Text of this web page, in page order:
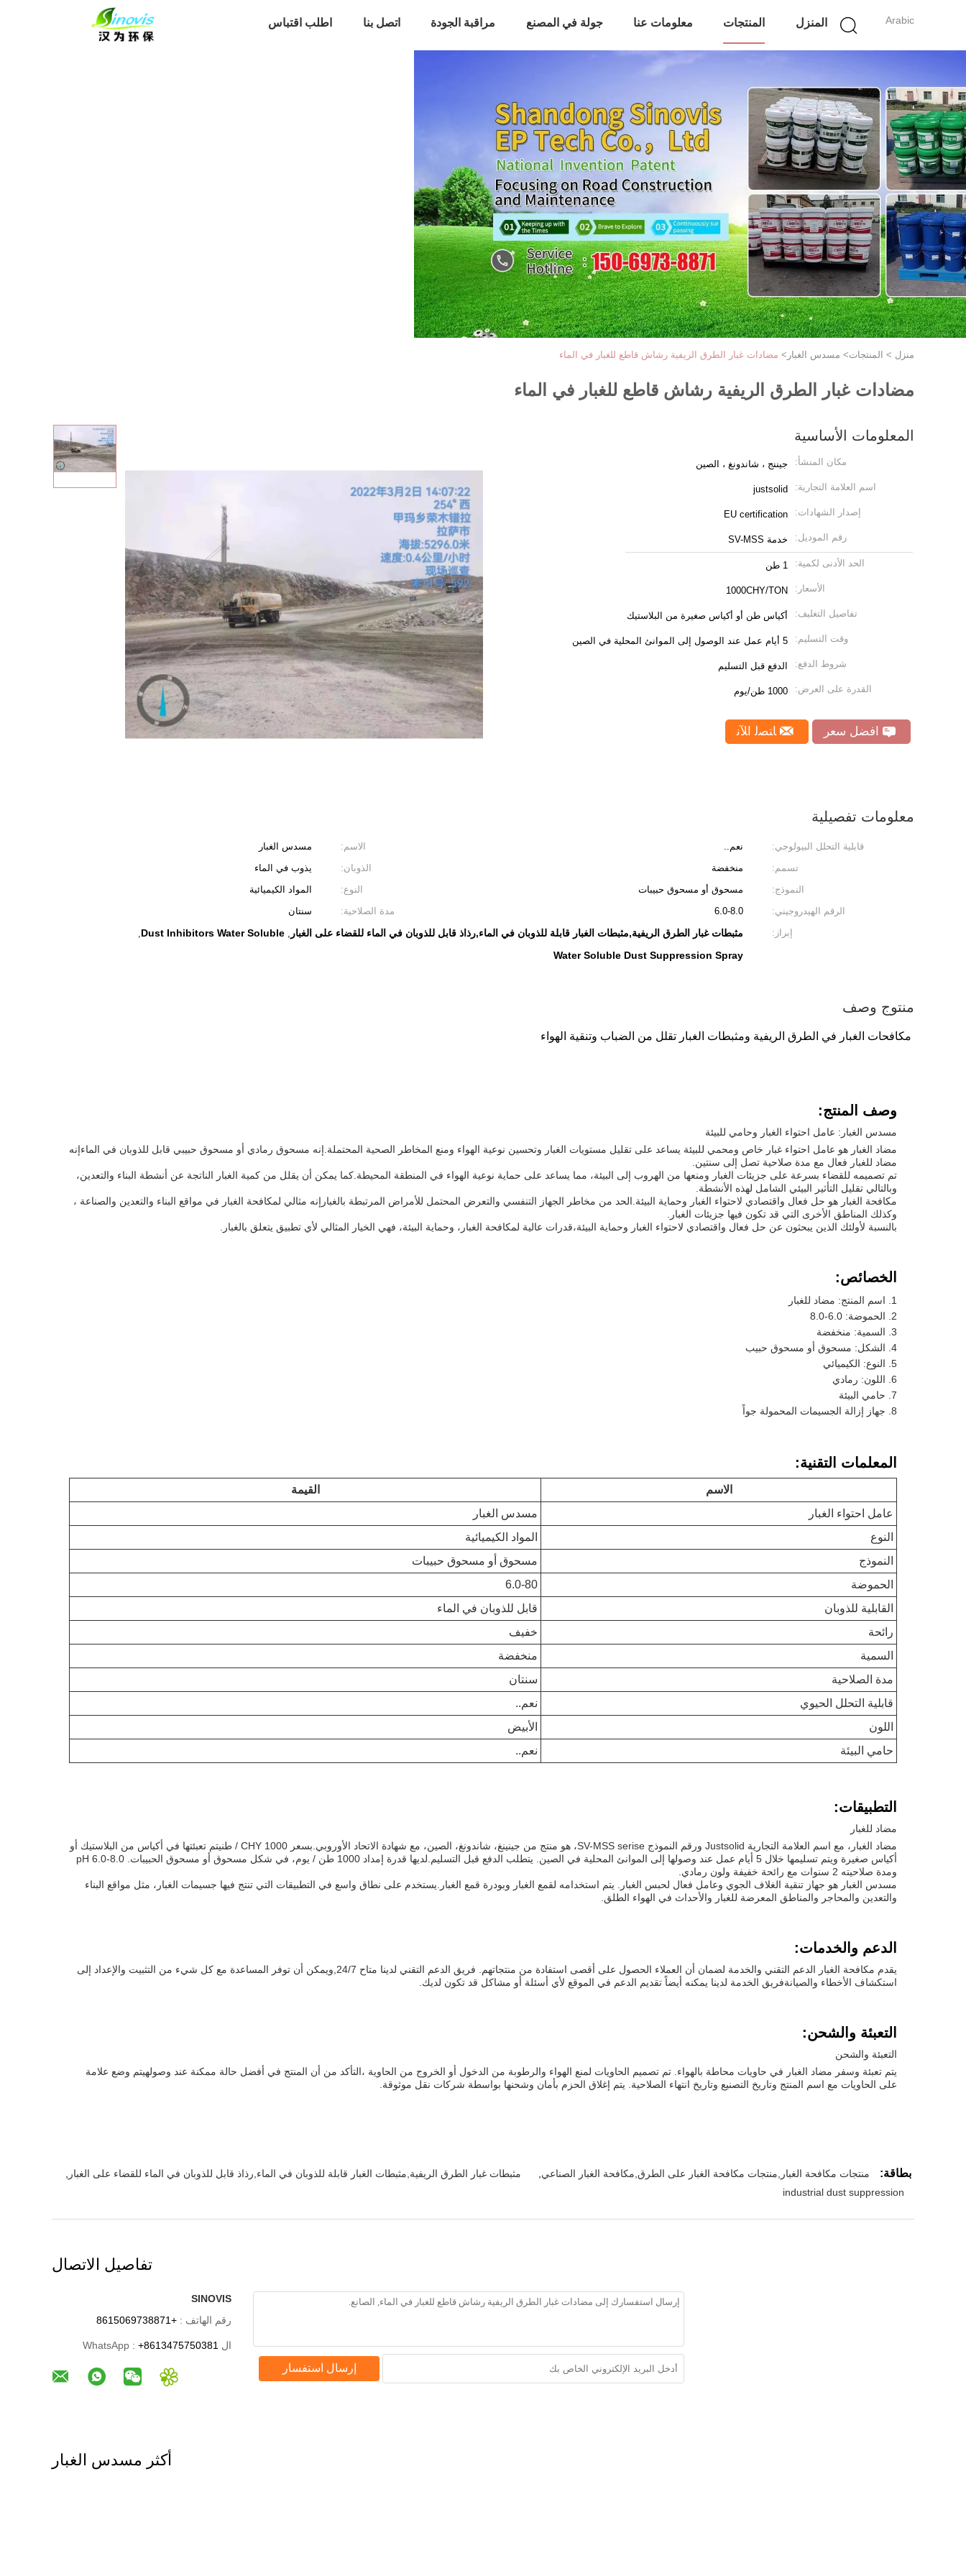
Arabic المنزل المنتجات معلومات عنا جولة في المصنع مراقبة الجودة اتصل بنا اطلب اقتباس
منزل > المنتجات> مسدس الغبار > مضادات غبار الطرق الريفية رشاش قاطع للغبار في الماء
مضادات غبار الطرق الريفية رشاش قاطع للغبار في الماء
المعلومات الأساسية
مكان المنشأ: جيننج ، شاندونغ ، الصين
اسم العلامة التجارية: justsolid
إصدار الشهادات: EU certification
رقم الموديل: خدمة SV-MSS
الحد الأدنى لكمية: 1 طن
الأسعار: 1000CHY/TON
تفاصيل التغليف: أكياس طن أو أكياس صغيرة من البلاستيك
وقت التسليم: 5 أيام عمل عند الوصول إلى الموانئ المحلية في الصين
شروط الدفع: الدفع قبل التسليم
القدرة على العرض: 1000 طن/يوم
افضل سعر ﺎﺘﺼﻟ ﺍﻶﻧ
معلومات تفصيلية
قابلية التحلل البيولوجي: نعم.. الاسم:
مسدس الغبار
تسمم:
منخفضة الذوبان:
يذوب في الماء
النموذج:
مسحوق أو مسحوق حبيبات النوع:
المواد الكيميائية
الرقم الهيدروجيني:
6.0-8.0 مدة الصلاحية:
سنتان
إبراز:
مثبطات غبار الطرق الريفية,مثبطات الغبار قابلة للذوبان في الماء,رذاذ قابل للذوبان في الماء للقضاء على الغبار ,
Dust Inhibitors Water Soluble
,
Water Soluble Dust Suppression Spray
منتوج وصف
مكافحات الغبار في الطرق الريفية ومثبطات الغبار تقلل من الضباب وتنقية الهواء
وصف المنتج:
مسدس الغبار: عامل احتواء الغبار وحامي للبيئة
مضاد الغبار هو عامل احتواء غبار خاص ومحمي للبيئة يساعد على تقليل مستويات الغبار وتحسين نوعية الهواء ومنع المخاطر الصحية المحتملة.إنه مسحوق رمادي أو مسحوق حبيبي قابل للذوبان في الماءإنه
مضاد للغبار فعال مع مدة صلاحية تصل إلى سنتين.
تم تصميمه للقضاء بسرعة على جزيئات الغبار ومنعها من الهروب إلى البيئة، مما يساعد على حماية نوعية الهواء في المنطقة المحيطة.كما يمكن أن يقلل من كمية الغبار الناتجة عن أنشطة البناء والتعدين،
وبالتالي تقليل التأثير البيئي الشامل لهذه الأنشطة.
مكافحة الغبار هو حل فعال واقتصادي لاحتواء الغبار وحماية البيئة.الحد من مخاطر الجهاز التنفسي والتعرض المحتمل للأمراض المرتبطة بالغبارإنه مثالي لمكافحة الغبار في مواقع البناء والتعدين والصناعة ،
وكذلك المناطق الأخرى التي قد تكون فيها جزيئات الغبار.
بالنسبة لأولئك الذين يبحثون عن حل فعال واقتصادي لاحتواء الغبار وحماية البيئة،قدرات عالية لمكافحة الغبار، وحماية البيئة، فهي الخيار المثالي لأي تطبيق يتعلق بالغبار.
الخصائص:
اسم المنتج: مضاد للغبار
الحموضة: 6.0-8.0
السمية: منخفضة
الشكل: مسحوق أو مسحوق حبيب
النوع: الكيميائي
اللون: رمادي
حامي البيئة
جهاز إزالة الجسيمات المحمولة جواً
المعلمات التقنية:
الاسم
القيمة
عامل احتواء الغبار
مسدس الغبار
النوع
المواد الكيميائية
النموذج
مسحوق أو مسحوق حبيبات
الحموضة
6.0-80
القابلية للذوبان
قابل للذوبان في الماء
رائحة
خفيف
السمية
منخفضة
مدة الصلاحية
سنتان
قابلية التحلل الحيوي
نعم..
اللون
الأبيض
حامي البيئة
نعم..
التطبيقات:
مضاد للغبار
مضاد الغبار، مع اسم العلامة التجارية Justsolid ورقم النموذج SV-MSS serise، هو منتج من جينينغ، شاندونغ، الصين، مع شهادة الاتحاد الأوروبي.بسعر 1000 CHY / طنيتم تعبئتها في أكياس من البلاستيك أو
أكياس صغيرة ويتم تسليمها خلال 5 أيام عمل عند وصولها إلى الموانئ المحلية في الصين. يتطلب الدفع قبل التسليم.لديها قدرة إمداد 1000 طن / يوم، في شكل مسحوق أو مسحوق الحبيبات. pH 6.0-8.0
ومدة صلاحيته 2 سنوات مع رائحة خفيفة ولون رمادي.
مسدس الغبار هو جهاز تنقية الغلاف الجوي وعامل فعال لحبس الغبار. يتم استخدامه لقمع الغبار وبودرة قمع الغبار.يستخدم على نطاق واسع في التطبيقات التي تنتج فيها جسيمات الغبار، مثل مواقع البناء
والتعدين والمحاجر والمناطق المعرضة للغبار والأحداث في الهواء الطلق.
الدعم والخدمات:
يقدم مكافحة الغبار الدعم التقني والخدمة لضمان أن العملاء الحصول على أقصى استفادة من منتجاتهم. فريق الدعم التقني لدينا متاح 24/7,ويمكن أن توفر المساعدة مع كل شيء من التثبيت والإعداد إلى
استكشاف الأخطاء والصيانةفريق الخدمة لدينا يمكنه أيضاً تقديم الدعم في الموقع لأي أسئلة أو مشاكل قد تكون لديك.
التعبئة والشحن:
التعبئة والشحن
يتم تعبئة وسفر مضاد الغبار في حاويات محاطة بالهواء. تم تصميم الحاويات لمنع الهواء والرطوبة من الدخول أو الخروج من الحاوية ،التأكد من أن المنتج في أفضل حالة ممكنة عند وصولهيتم وضع علامة
على الحاويات مع اسم المنتج وتاريخ التصنيع وتاريخ انتهاء الصلاحية. يتم إغلاق الحزم بأمان وشحنها بواسطة شركات نقل موثوقة.
بطاقة: منتجات مكافحة الغبار,منتجات مكافحة الغبار على الطرق,مكافحة الغبار الصناعي مثبطات غبار الطرق الريفية,مثبطات الغبار قابلة للذوبان في الماء,رذاذ قابل للذوبان في الماء للقضاء على الغبار
industrial dust suppression
تفاصيل الاتصال
SINOVIS
رقم الهاتف : +8615069738871
ال WhatsApp : +8613475750381
إرسال استفسار
أكثر مسدس الغبار